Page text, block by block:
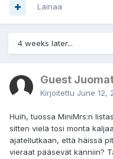
Lainaa
4 weeks later...
Guest
Kirjoitettu June 12,
Huih, tuossa MiniMrs:n
sitten vielä tosi monta
ajatellutkaan, että häissä
vieraat pääsevät känniin?